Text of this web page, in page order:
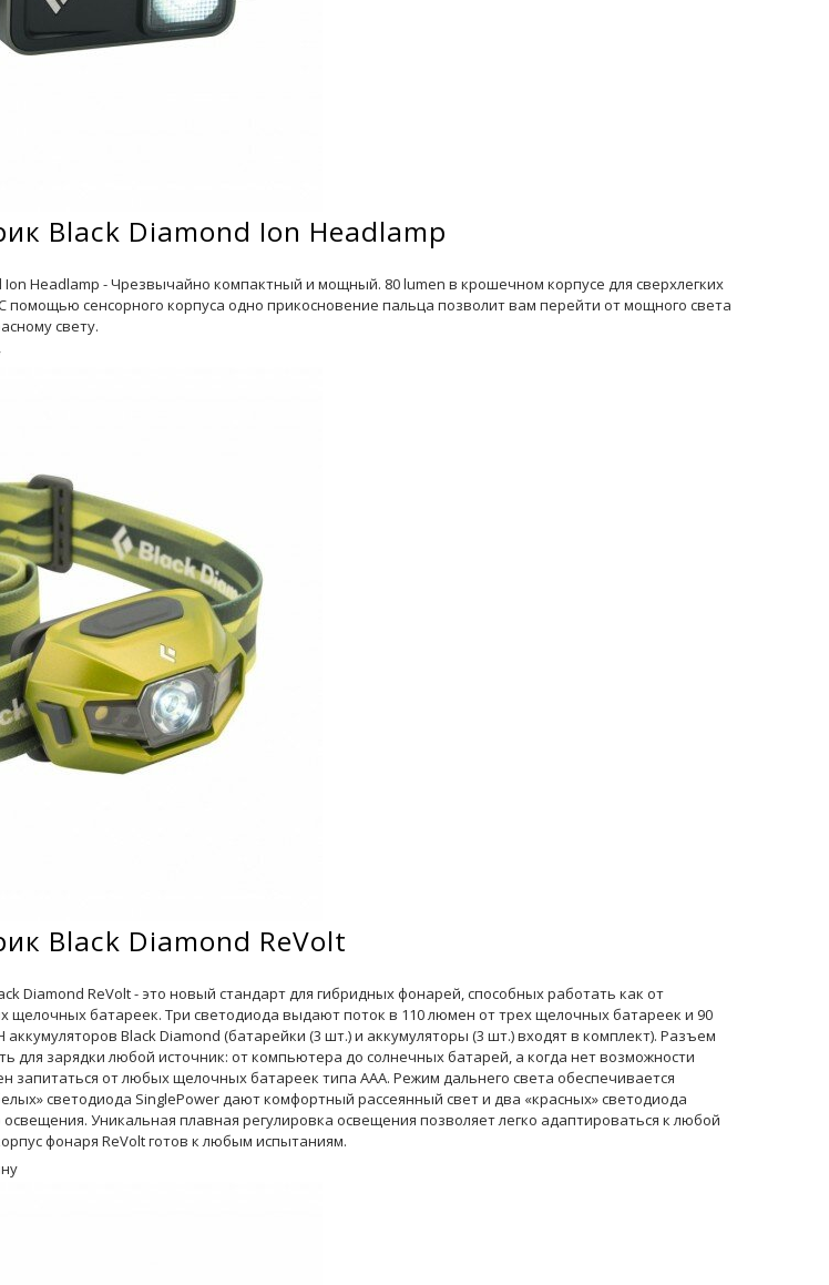
Black Diamond Ion Headlamp
Headlamp - Чрезвычайно компактный и мощный. 80 lumen в крошечном корпусе для сверхлегких
помощью сенсорного корпуса одно прикосновение пальца позволит вам перейти от мощного света
свету.
Black Diamond ReVolt
Diamond ReVolt - это новый стандарт для гибридных фонарей, способных работать как от
щелочных батареек. Три светодиода выдают поток в 110 люмен от трех щелочных батареек и 90
Black Diamond (батарейки (3 шт.) и аккумуляторы (3 шт.) входят в комплект). Разъем
для зарядки любой источник: от компьютера до солнечных батарей, а когда нет возможности
запитаться от любых щелочных батареек типа ААА. Режим дальнего света обеспечивается
светодиода SinglePower дают комфортный рассеянный свет и два «красных» светодиода
Уникальная плавная регулировка освещения позволяет легко адаптироваться к любой
фонаря ReVolt готов к любым испытаниям.